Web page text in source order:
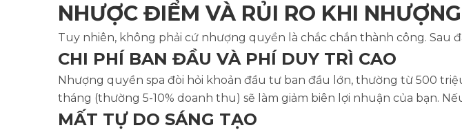
NHƯỢC ĐIỂM VÀ RỦI RO KHI
Tuy nhiên, không phải cứ nhượng quyền là chắc chắn thành công. Sau
CHI PHÍ BAN ĐẦU VÀ PHÍ DUY TRÌ CAO
Nhượng quyền spa đòi hỏi khoản đầu tư ban đầu lớn, thường từ 500
tháng (thường 5-10% doanh thu) sẽ làm giảm biên lợi nhuận của bạn.
MẤT TỰ DO SÁNG TẠO